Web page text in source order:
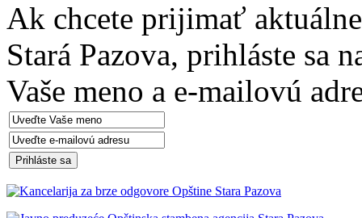
Ak chcete prijimať
Stará Pazova, prihláste sa
Vaše meno a e-mailovú